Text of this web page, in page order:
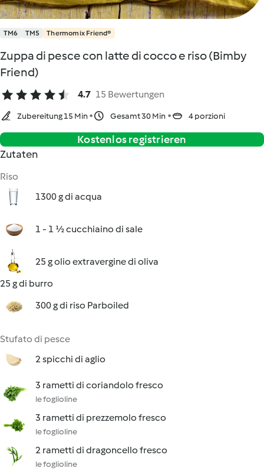
TM6 TM5 Thermomix Friend®
Zuppa di pesce con latte di cocco e riso (Bimby
Friend)
4.7 15 Bewertungen
Zubereitung 15 Min Gesamt 30 Min 4 porzioni
Kostenlos registrieren
Zutaten
Riso
1300 g di acqua
1 - 1 ½ cucchiaino di sale
25 g olio extravergine di oliva
25 g di burro
300 g di riso Parboiled
Stufato di pesce
2 spicchi di aglio
3 rametti di coriandolo fresco
le foglioline
3 rametti di prezzemolo fresco
le foglioline
2 rametti di dragoncello fresco
le foglioline